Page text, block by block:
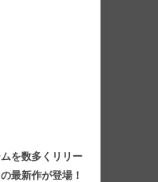
を数多くリリー
最新作が登場！